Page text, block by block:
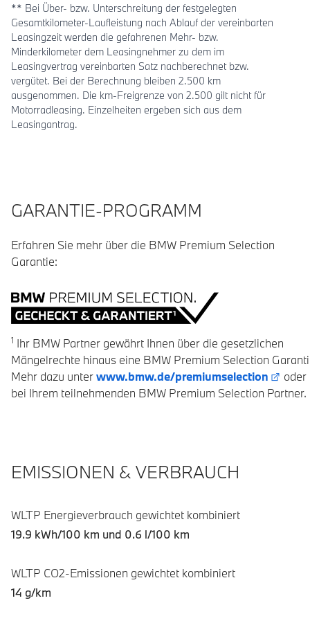
** Bei Über- bzw. Unterschreitung der festgelegten
Gesamtkilometer-Laufleistung nach Ablauf der vereinbarten
Leasingzeit werden die gefahrenen Mehr- bzw.
Minderkilometer dem Leasingnehmer zu dem im
Leasingvertrag vereinbarten Satz nachberechnet bzw.
vergütet. Bei der Berechnung bleiben 2.500 km
ausgenommen. Die km-Freigrenze von 2.500 gilt nicht für
Motorradleasing. Einzelheiten ergeben sich aus dem
Leasingantrag.
GARANTIE-PROGRAMM
Erfahren Sie mehr über die BMW Premium Selection
Garantie:
1 Ihr BMW Partner gewährt Ihnen über die gesetzlichen
Mängelrechte hinaus eine BMW Premium Selection
Mehr dazu unterwww.bmw.de/premiumselection
oder
bei Ihrem teilnehmenden BMW Premium Selection Partner.
EMISSIONEN & VERBRAUCH
WLTP Energieverbrauch gewichtet kombiniert
19.9 kWh/100 km und 0.6 l/100 km
WLTP CO2-Emissionen gewichtet kombiniert
14 g/km